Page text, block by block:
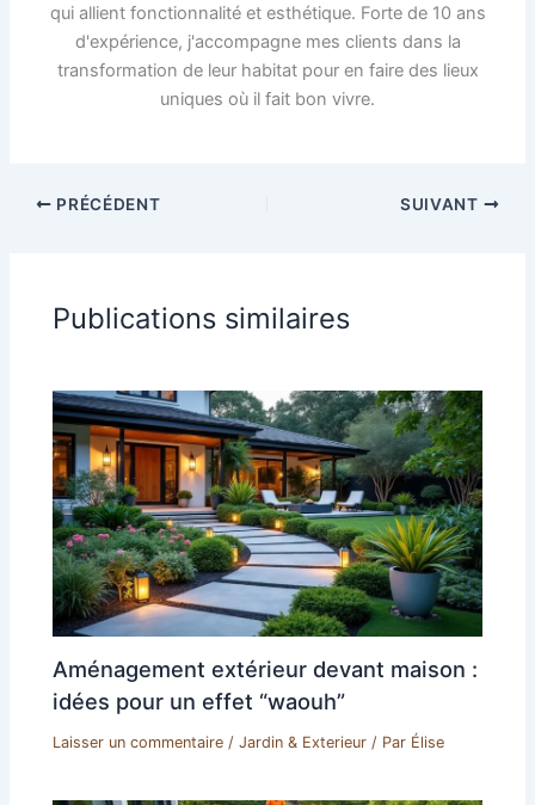
qui allient fonctionnalité et esthétique. Forte de 10 ans
d'expérience, j'accompagne mes clients dans la
transformation de leur habitat pour en faire des lieux
uniques où il fait bon vivre.
PRÉCÉDENT SUIVANT
Publications similaires
Aménagement extérieur devant maison :
idées pour un effet “waouh”
Laisser un commentaire /Jardin & Exterieur / Par Élise